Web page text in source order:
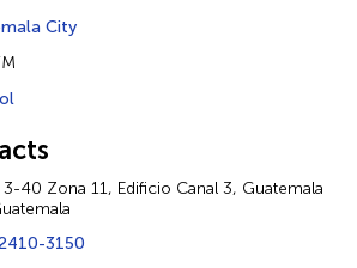
City
3-40 Zona 11, Edificio Canal 3, Guatemala
3150